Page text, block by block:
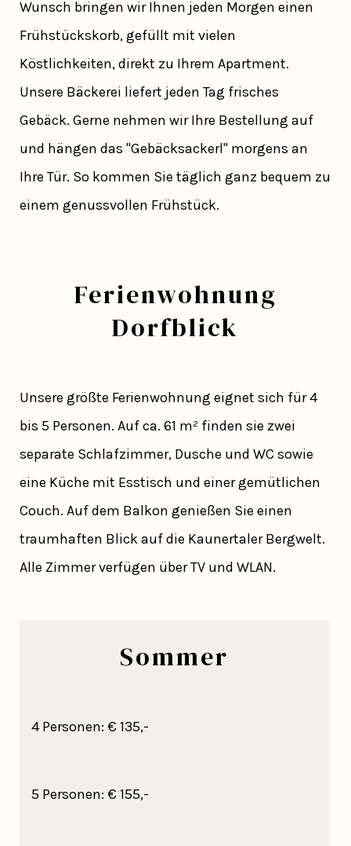
Wunsch bringen wir Ihnen jeden Morgen einen
Frühstückskorb, gefüllt mit vielen
Köstlichkeiten, direkt zu Ihrem Apartment.
Unsere Bäckerei liefert jeden Tag frisches
Gebäck. Gerne nehmen wir Ihre Bestellung auf
und hängen das "Gebäcksackerl" morgens an
Ihre Tür. So kommen Sie täglich ganz bequem zu
einem genussvollen Frühstück.
Ferienwohnung
Dorfblick
Unsere größte Ferienwohnung eignet sich für 4
bis 5 Personen. Auf ca. 61 m² finden sie zwei
separate Schlafzimmer, Dusche und WC sowie
eine Küche mit Esstisch und einer gemütlichen
Couch. Auf dem Balkon genießen Sie einen
traumhaften Blick auf die Kaunertaler Bergwelt.
Alle Zimmer verfügen über TV und WLAN.
Sommer
4 Personen: € 135,-
5 Personen: € 155,-